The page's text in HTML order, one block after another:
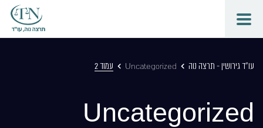
עו"ד גירושין - תרצה נוה Uncategorized עמוד 2
Uncategorized